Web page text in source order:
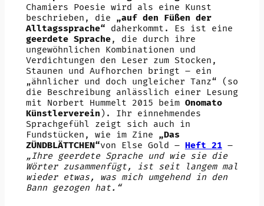
Chamiers Poesie wird als eine Kunst
beschrieben, die „auf den Füßen der
Alltagssprache“ daherkommt. Es ist eine
geerdete Sprache, die durch ihre
ungewöhnlichen Kombinationen und
Verdichtungen den Leser zum Stocken,
Staunen und Aufhorchen bringt – ein
„ähnlicher und doch ungleicher Tanz“ (so
die Beschreibung anlässlich einer Lesung
mit Norbert Hummelt 2015 beim Onomato
Künstlerverein ). Ihr einnehmendes
Sprachgefühl zeigt sich auch in
Fundstücken, wie im Zine „Das
ZÜNDBLÄTTCHEN“von Else Gold – Heft 21–
„Ihre geerdete Sprache und wie sie die
Wörter zusammenfügt, ist seit langem mal
wieder etwas, was mich umgehend in den
Bann gezogen hat.“